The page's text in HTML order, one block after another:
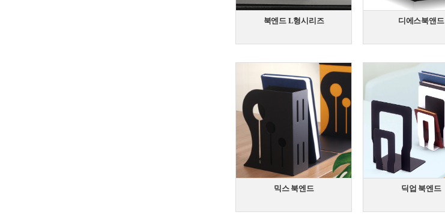
북엔드 L형시리즈 디에스북앤드
믹스 북엔드 딕업 북엔드